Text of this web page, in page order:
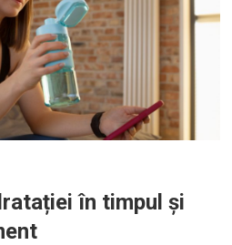
în timpul și